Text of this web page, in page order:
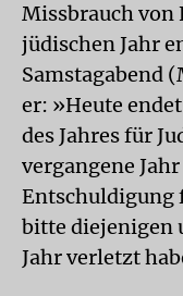
Missbrauch von
jüdischen Jahr
Samstagabend
er: »Heute
des Jahres für
vergangene
Entschuldigung
bitte diejenigen
Jahr verletzt